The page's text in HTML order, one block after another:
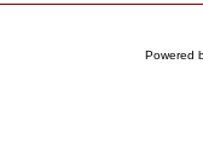
Powered